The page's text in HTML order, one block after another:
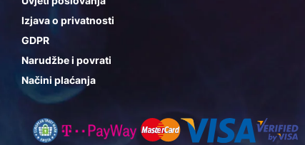
Izjava o privatnosti
GDPR
Narudžbe i povrati
Načini plaćanja